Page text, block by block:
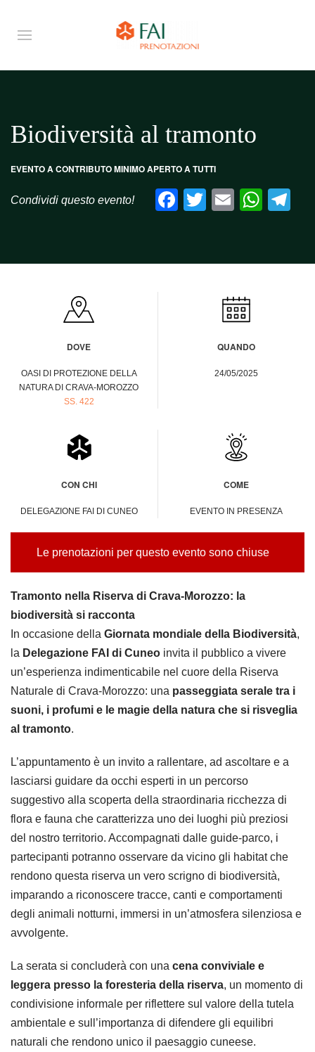
Biodiversità al tramonto
EVENTO A CONTRIBUTO MINIMO APERTO A TUTTI
Condividi questo evento! Facebook
Twitter
Email
DOVE
OASI DI PROTEZIONE DELLA
NATURA DI CRAVA-MOROZZO
SS. 422
QUANDO
24/05/2025
CON CHI
DELEGAZIONE FAI DI CUNEO
COME
EVENTO IN PRESENZA
Le prenotazioni per questo evento sono chiuse
Tramonto nella Riserva di Crava-Morozzo: la
biodiversità si racconta
In occasione della Giornata mondiale della Biodiversità,
la Delegazione FAI di Cuneo invita il pubblico a vivere
un’esperienza indimenticabile nel cuore della Riserva
Naturale di Crava-Morozzo: una passeggiata serale tra i
suoni, i profumi e le magie della natura che si risveglia
al tramonto.
L’appuntamento è un invito a rallentare, ad ascoltare e a
lasciarsi guidare da occhi esperti in un percorso
suggestivo alla scoperta della straordinaria ricchezza di
flora e fauna che caratterizza uno dei luoghi più preziosi
del nostro territorio. Accompagnati dalle guide-parco, i
partecipanti potranno osservare da vicino gli habitat che
rendono questa riserva un vero scrigno di biodiversità,
imparando a riconoscere tracce, canti e comportamenti
degli animali notturni, immersi in un’atmosfera silenziosa e
avvolgente.
La serata si concluderà con una cena conviviale e
leggera presso la foresteria della riserva, un momento di
condivisione informale per riflettere sul valore della tutela
ambientale e sull’importanza di difendere gli equilibri
naturali che rendono unico il paesaggio cuneese.